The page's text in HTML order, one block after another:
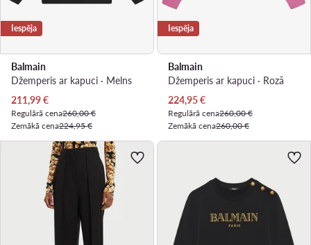
Iespēja
Balmain
Džemperis ar kapuci · Melns
Pašreizējā cena
211,99€
Regulārā cena260,00 €
Zemākā cena224,95 €
Iespēja
Balmain
Džemperis ar kapuci · Rozā
Pašreizējā cena
224,95€
Regulārā cena260,00 €
Zemākā cena260,00 €